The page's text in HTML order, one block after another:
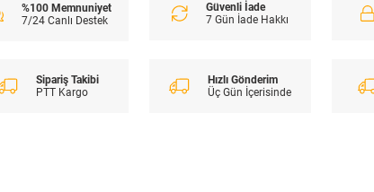
%100 Memnuniyet
7/24 Canlı Destek
Güvenli İade
7 Gün İade Hakkı
Sipariş Takibi
PTT Kargo
Hızlı Gönderim
Üç Gün İçerisinde